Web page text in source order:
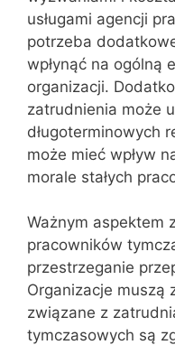
usługami agencji
potrzeba
wpłynąć na ogólną
organizacji.
zatrudnienia może
długoterminowych
może mieć wpływ
morale stałych
Ważnym aspektem
pracowników
przestrzeganie
Organizacje muszą
związane z
tymczasowych są